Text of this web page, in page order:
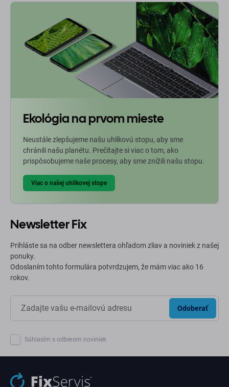
Ekológia na prvom mieste
Neustále zlepšujeme našu uhlíkovú stopu, aby sme
chránili našu planétu. Prečítajte si viac o tom, ako
prispôsobujeme naše procesy, aby sme znížili našu stopu.
Viac o našej uhlíkovej stope
Newsletter Fix
Prihláste sa na odber newslettera ohľadom zliav a noviniek z našej
ponuky.
Odoslaním tohto formulára potvrdzujem, že mám viac ako 16
rokov.
Odoberať
Súhlasím s odberom noviniek